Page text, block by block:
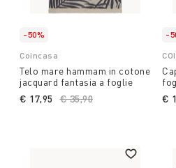
-50%
Coincasa
Telo mare hammam in cotone
jacquard fantasia a foglie
Price reduced from
€ 35,90
€ 17,95
-
€